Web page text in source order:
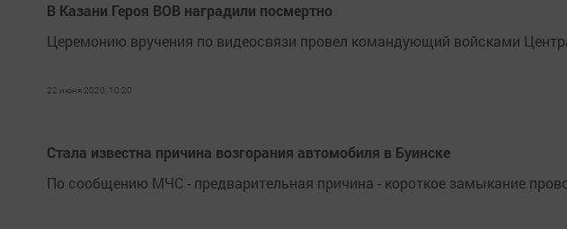
В Казани Героя ВОВ наградили посмертно
Церемонию вручения по видеосвязи провел командующий войсками
22 июня 2020, 10:20
Стала известна причина возгорания автомобиля в Буинске
По сообщению МЧС - предварительная причина - короткое замыкание